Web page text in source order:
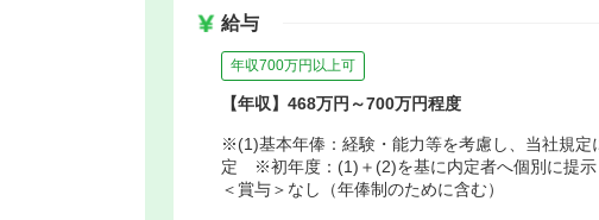
給与
年収700万円以上可
【年収】468万円～700万円程度
※(1)基本年俸：経験・能力等を考慮し、当社規
定 ※初年度：(1)＋(2)を基に内定者へ個別に提示
＜賞与＞なし（年俸制のために含む）